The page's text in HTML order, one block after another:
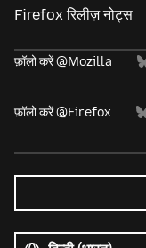
Firefox रिलीज़ नोट्स
फ़ॉलो करें @Mozilla
फ़ॉलो करें @Firefox
भाषाएं
भाषा